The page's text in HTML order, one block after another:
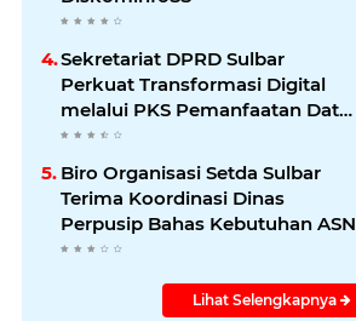
Sekretariat DPRD Sulbar
Perkuat Transformasi Digital
melalui PKS Pemanfaatan Data
Kependudukan
Biro Organisasi Setda Sulbar
Terima Koordinasi Dinas
Perpusip Bahas Kebutuhan ASN
Lihat Selengkapnya